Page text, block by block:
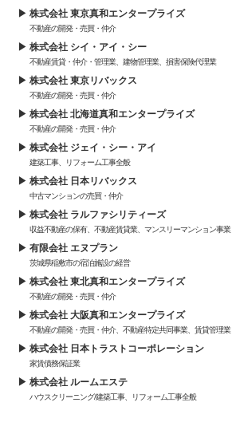
株式会社 東京真和エンタープライズ
不動産の開発・売買・仲介
株式会社 シイ・アイ・シー
不動産賃貸・仲介・管理業、建物管理業、損害保険代理業
株式会社 東京リバックス
不動産の開発・売買・仲介
株式会社 北海道真和エンタープライズ
不動産の開発・売買・仲介
株式会社 ジェイ・シー・アイ
建築工事、リフォーム工事全般
株式会社 日本リバックス
中古マンションの売買・仲介
株式会社 ラルファシリティーズ
収益不動産の保有、不動産賃貸業、マンスリーマンション事業
有限会社 エヌプラン
茨城県稲敷市の宿泊施設の経営
株式会社 東北真和エンタープライズ
不動産の開発・売買・仲介
株式会社 大阪真和エンタープライズ
不動産の開発・売買・仲介、不動産特定共同事業、賃貸管理業
株式会社 日本トラストコーポレーション
家賃債務保証業
株式会社 ルームエステ
ハウスクリーニング/建築工事、リフォーム工事全般